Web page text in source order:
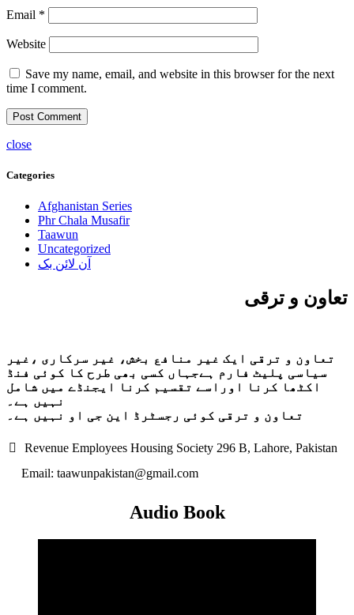
Email *
Website
Save my name, email, and website in this browser for the next
time I comment.
close
Categories
Afghanistan Series
Phr Chala Musafir
Taawun
Uncategorized
آن لائن بک
تعاون و ترقی
تعاون و ترقی ایک غیر منافع بخش، غیر سرکاری ،غیر
سیاسی پلیٹ فارم ہےجہاں کسی بھی طرح کا کوئی فنڈ
اکٹھا کرنا اوراسے تقسیم کرنا ایجنڈے میں شامل
نہیں ہے۔
تعاون و ترقی کوئی رجسٹرڈ این جی او نہیں ہے۔
Revenue Employees Housing Society 296 B, Lahore, Pakistan
Email: taawunpakistan@gmail.com
Audio Book